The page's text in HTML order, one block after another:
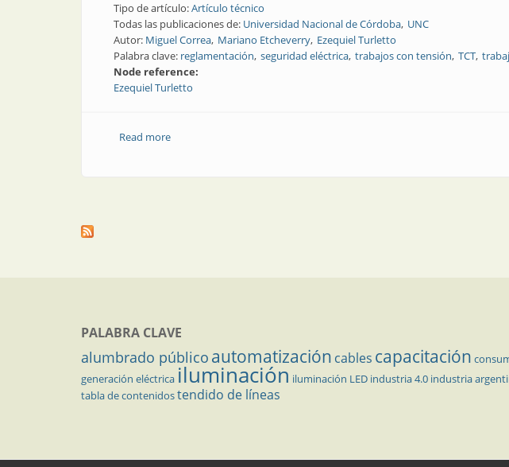
Tipo de artículo:Artículo técnico
Todas las publicaciones de: Universidad Nacional de Córdoba UNC
Autor: Miguel Correa Mariano Etcheverry Ezequiel Turletto
Palabra clave: reglamentación seguridad eléctrica trabajos con tensión TCT
Node reference:
Ezequiel Turletto
Read moreabout Nueva reglamentación sobre seguridad eléctrica en los ambientes
PALABRA CLAVE
alumbrado público automatización cables capacitación
generación eléctrica iluminación iluminación LED industria 4.0 industria
tabla de contenidostendido de líneas